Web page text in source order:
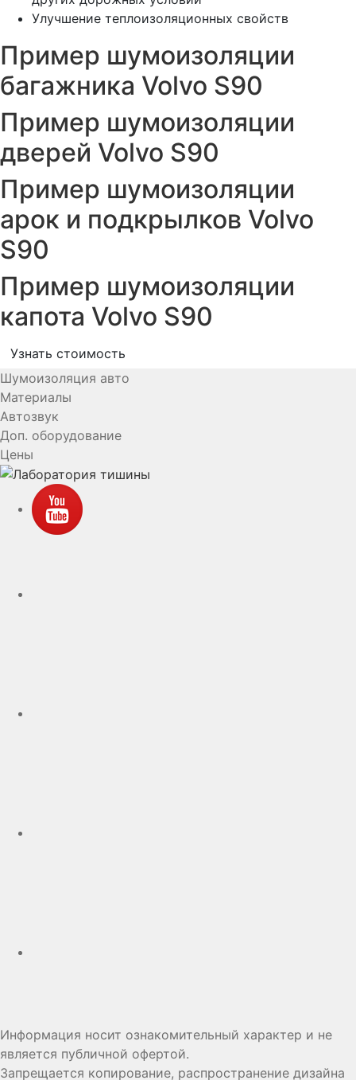
Улучшение теплоизоляционных свойств
Пример шумоизоляции
багажника Volvo S90
Пример шумоизоляции
дверей Volvo S90
Пример шумоизоляции
арок и подкрылков Volvo
S90
Пример шумоизоляции
капота Volvo S90
Узнать стоимость
Шумоизоляция авто
Материалы
Автозвук
Доп. оборудование
Цены
Информация носит ознакомительный характер и не
является публичной офертой.
Запрещается копирование, распространение дизайна